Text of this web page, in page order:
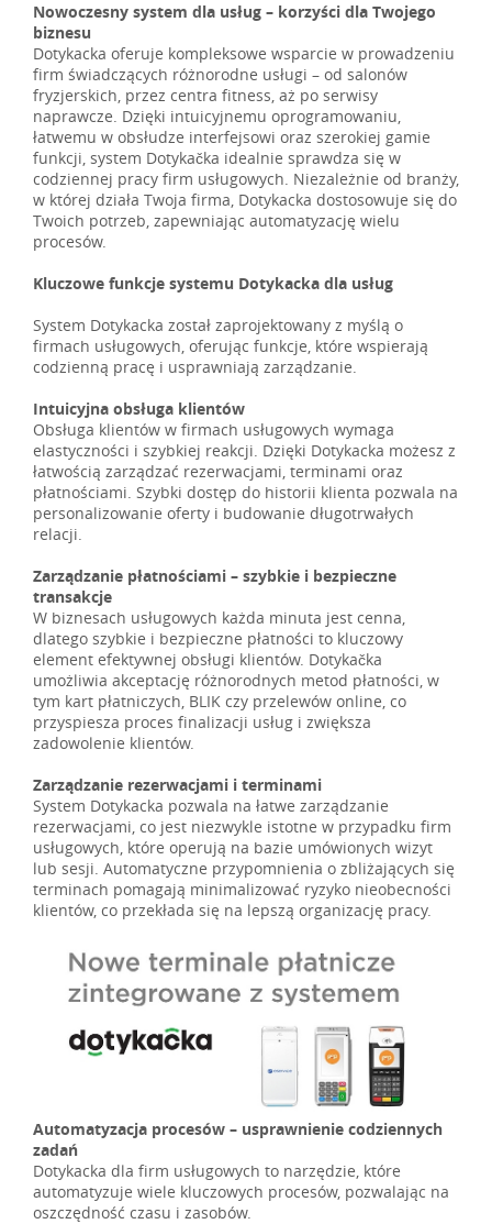
Nowoczesny system dla usług – korzyści dla Twojego
biznesu
Dotykacka oferuje kompleksowe wsparcie w prowadzeniu
firm świadczących różnorodne usługi – od salonów
fryzjerskich, przez centra fitness, aż po serwisy
naprawcze. Dzięki intuicyjnemu oprogramowaniu,
łatwemu w obsłudze interfejsowi oraz szerokiej gamie
funkcji, system Dotykačka idealnie sprawdza się w
codziennej pracy firm usługowych. Niezależnie od branży,
w której działa Twoja firma, Dotykacka dostosowuje się do
Twoich potrzeb, zapewniając automatyzację wielu
procesów.
Kluczowe funkcje systemu Dotykacka dla usług
System Dotykacka został zaprojektowany z myślą o
firmach usługowych, oferując funkcje, które wspierają
codzienną pracę i usprawniają zarządzanie.
Intuicyjna obsługa klientów
Obsługa klientów w firmach usługowych wymaga
elastyczności i szybkiej reakcji. Dzięki Dotykacka możesz z
łatwością zarządzać rezerwacjami, terminami oraz
płatnościami. Szybki dostęp do historii klienta pozwala na
personalizowanie oferty i budowanie długotrwałych
relacji.
Zarządzanie płatnościami – szybkie i bezpieczne
transakcje
W biznesach usługowych każda minuta jest cenna,
dlatego szybkie i bezpieczne płatności to kluczowy
element efektywnej obsługi klientów. Dotykačka
umożliwia akceptację różnorodnych metod płatności, w
tym kart płatniczych, BLIK czy przelewów online, co
przyspiesza proces finalizacji usług i zwiększa
zadowolenie klientów.
Zarządzanie rezerwacjami i terminami
System Dotykacka pozwala na łatwe zarządzanie
rezerwacjami, co jest niezwykle istotne w przypadku firm
usługowych, które operują na bazie umówionych wizyt
lub sesji. Automatyczne przypomnienia o zbliżających się
terminach pomagają minimalizować ryzyko nieobecności
klientów, co przekłada się na lepszą organizację pracy.
Automatyzacja procesów – usprawnienie codziennych
zadań
Dotykacka dla firm usługowych to narzędzie, które
automatyzuje wiele kluczowych procesów, pozwalając na
oszczędność czasu i zasobów.